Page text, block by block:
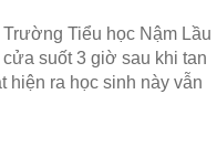
Tiểu học Nậm Lầu
suốt 3 giờ sau khi tan
hiện ra học sinh này vẫn